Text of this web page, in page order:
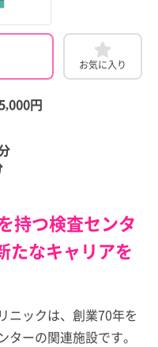
お気に入り
円
持つ検査センタ
たなキャリアを
ニックは、創業70年を
ーの関連施設です。